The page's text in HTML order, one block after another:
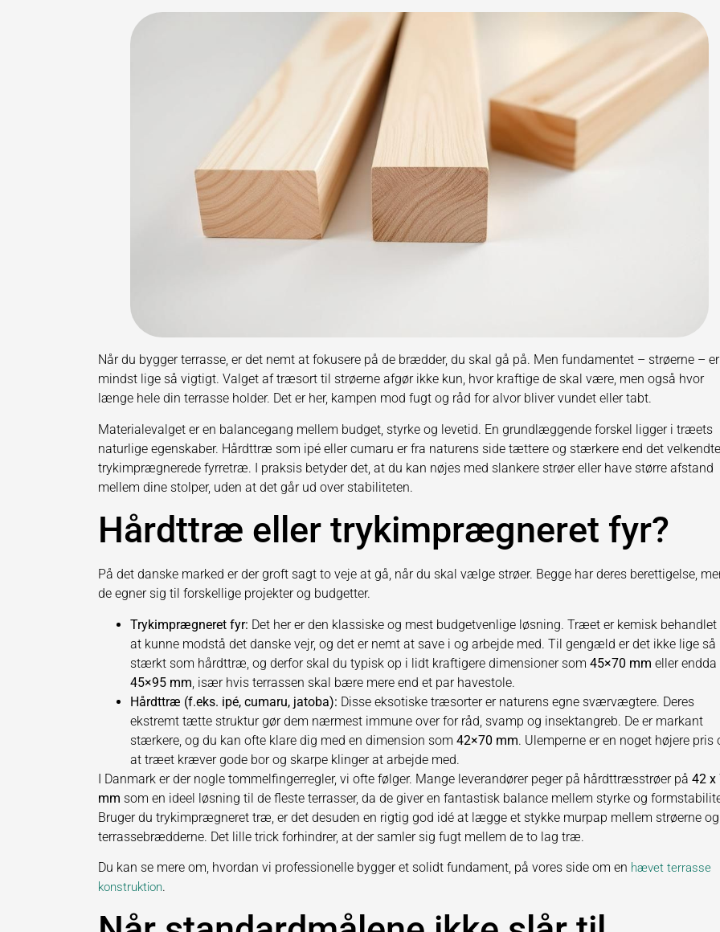
Når du bygger terrasse, er det nemt at fokusere på de brædder, du skal gå på. Men fundamentet – strøerne – er
mindst lige så vigtigt. Valget af træsort til strøerne afgør ikke kun, hvor kraftige de skal være, men også hvor
længe hele din terrasse holder. Det er her, kampen mod fugt og råd for alvor bliver vundet eller tabt.
Materialevalget er en balancegang mellem budget, styrke og levetid. En grundlæggende forskel ligger i træets
naturlige egenskaber. Hårdttræ som ipé eller cumaru er fra naturens side tættere og stærkere end det velkendte
trykimprægnerede fyrretræ. I praksis betyder det, at du kan nøjes med slankere strøer eller have større afstand
mellem dine stolper, uden at det går ud over stabiliteten.
Hårdttræ eller trykimprægneret fyr?
På det danske marked er der groft sagt to veje at gå, når du skal vælge strøer. Begge har deres berettigelse,
de egner sig til forskellige projekter og budgetter.
Trykimprægneret fyr: Det her er den klassiske og mest budgetvenlige løsning. Træet er kemisk behandlet
at kunne modstå det danske vejr, og det er nemt at save i og arbejde med. Til gengæld er det ikke lige så
stærkt som hårdttræ, og derfor skal du typisk op i lidt kraftigere dimensioner som 45×70 mm eller endda
45×95 mm , især hvis terrassen skal bære mere end et par havestole.
Hårdttræ (f.eks. ipé, cumaru, jatoba): Disse eksotiske træsorter er naturens egne sværvægtere. Deres
ekstremt tætte struktur gør dem nærmest immune over for råd, svamp og insektangreb. De er markant
stærkere, og du kan ofte klare dig med en dimension som 42×70 mm. Ulemperne er en noget højere pris
at træet kræver gode bor og skarpe klinger at arbejde med.
I Danmark er der nogle tommelfingerregler, vi ofte følger. Mange leverandører peger på hårdttræsstrøer på 42 x
mm som en ideel løsning til de fleste terrasser, da de giver en fantastisk balance mellem styrke og
Bruger du trykimprægneret træ, er det desuden en rigtig god idé at lægge et stykke murpap mellem strøerne og
terrassebrædderne. Det lille trick forhindrer, at der samler sig fugt mellem de to lag træ.
Du kan se mere om, hvordan vi professionelle bygger et solidt fundament, på vores side om en hævet terrasse
konstruktion.